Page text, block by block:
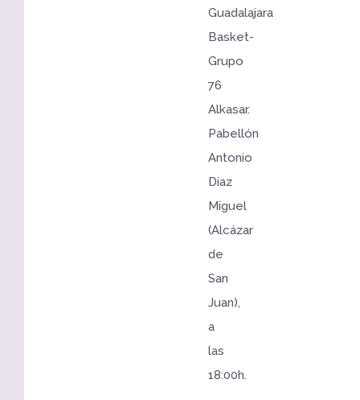
Guadalajara
Basket-
Grupo
76
Alkasar.
Pabellón
Antonio
Diaz
Miguel
(Alcázar
de
San
Juan),
a
las
18:00h.